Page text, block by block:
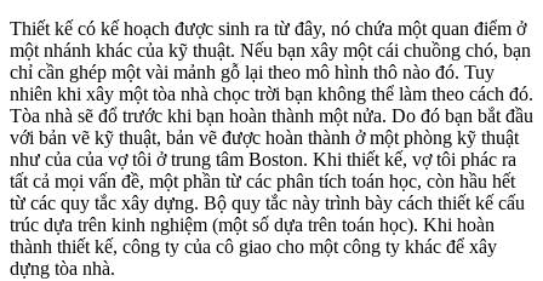
Thiết kế có kế hoạch được sinh ra từ đây, nó chứa một quan điểm ở
một nhánh khác của kỹ thuật. Nếu bạn xây một cái chuồng chó, bạn
chỉ cần ghép một vài mảnh gỗ lại theo mô hình thô nào đó. Tuy
nhiên khi xây một tòa nhà chọc trời bạn không thể làm theo cách đó.
Tòa nhà sẽ đổ trước khi bạn hoàn thành một nửa. Do đó bạn bắt đầu
với bản vẽ kỹ thuật, bản vẽ được hoàn thành ở một phòng kỹ thuật
như của của vợ tôi ở trung tâm Boston. Khi thiết kế, vợ tôi phác ra
tất cả mọi vấn đề, một phần từ các phân tích toán học, còn hầu hết
từ các quy tắc xây dựng. Bộ quy tắc này trình bày cách thiết kế cấu
trúc dựa trên kinh nghiệm (một số dựa trên toán học). Khi hoàn
thành thiết kế, công ty của cô giao cho một công ty khác để xây
dựng tòa nhà.